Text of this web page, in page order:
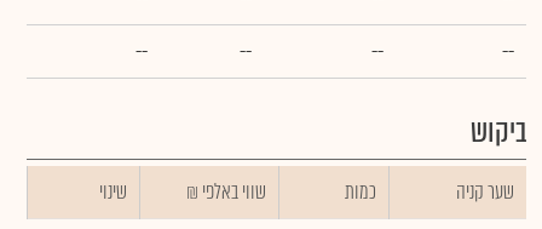
--
--
--
--
ביקוש
שער קניה כמות ₪ שווי באלפי
שינוי